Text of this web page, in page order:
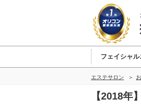
フェイシャ
エステサロン
【2018年